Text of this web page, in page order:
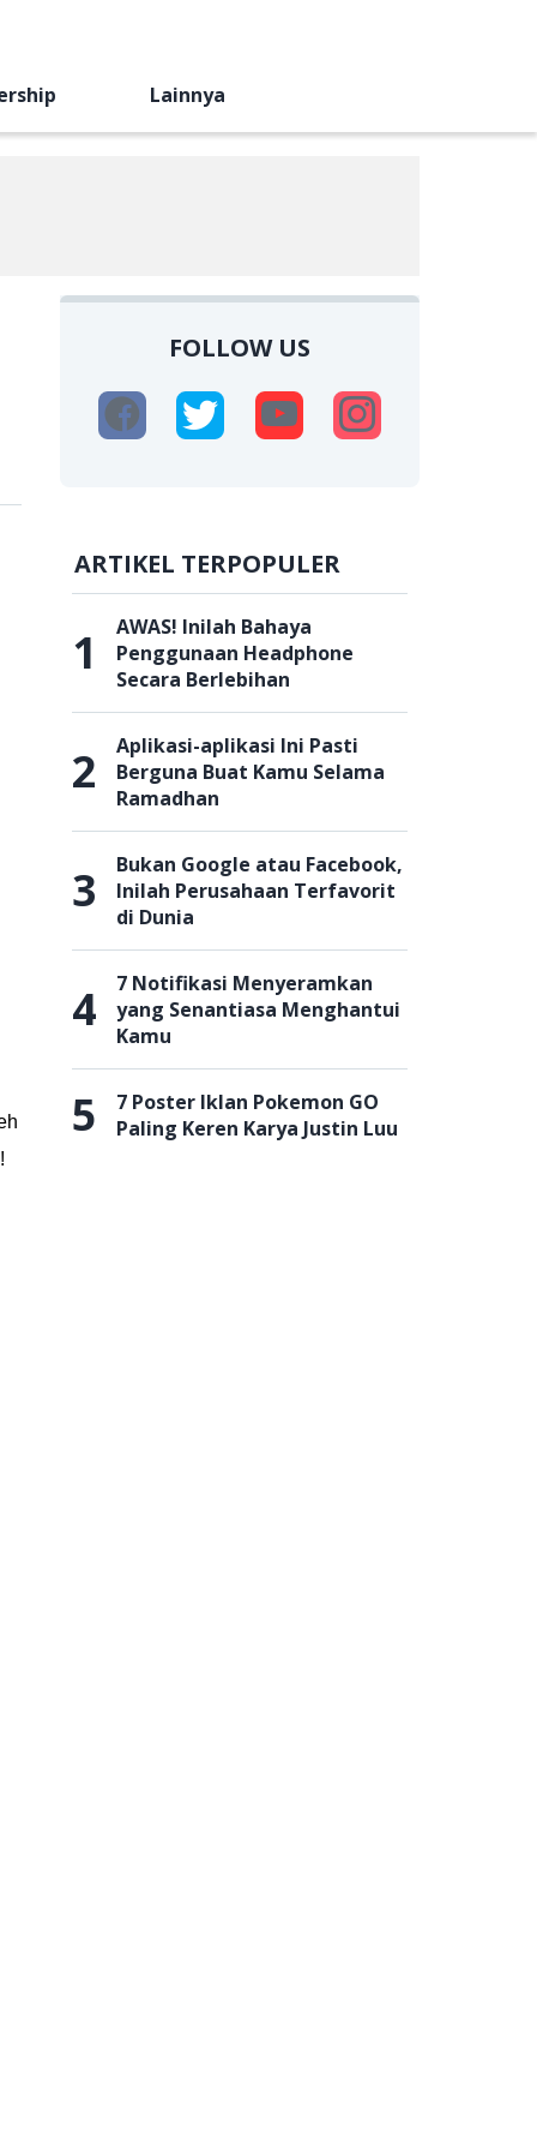
Lainnya
FOLLOW US
ARTIKEL TERPOPULER
1
AWAS! Inilah Bahaya
Penggunaan Headphone
Secara Berlebihan
2
Aplikasi-aplikasi Ini Pasti
Berguna Buat Kamu Selama
Ramadhan
3
Bukan Google atau Facebook,
Inilah Perusahaan Terfavorit
di Dunia
4
7 Notifikasi Menyeramkan
yang Senantiasa Menghantui
Kamu
5
7 Poster Iklan Pokemon GO
Paling Keren Karya Justin Luu